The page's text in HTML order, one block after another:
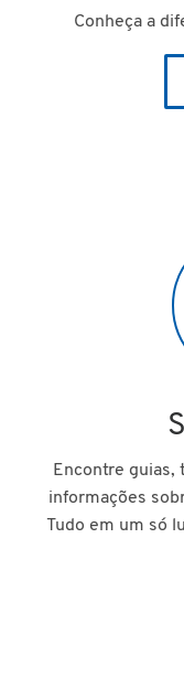
Conheça a
Encontre
informações
Tudo em um só